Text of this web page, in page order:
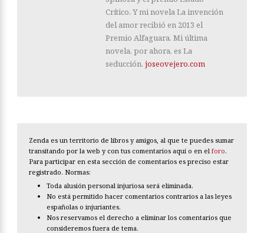
Crítico. Y mi novela La invención
del amor recibió en 2013 el
Premio Alfaguara. Mi última
novela, por ahora, es La
seducción. joseovejero.com
Zenda es un territorio de libros y amigos, al que te puedes sumar
transitando por la web y con tus comentarios aquí o en el foro.
Para participar en esta sección de comentarios es preciso estar
registrado. Normas:
Toda alusión personal injuriosa será eliminada.
No está permitido hacer comentarios contrarios a las leyes
españolas o injuriantes.
Nos reservamos el derecho a eliminar los comentarios que
consideremos fuera de tema.